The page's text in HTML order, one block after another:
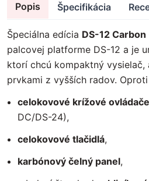
Popis Špecifikácia
Špeciálna edícia DS-12
palcovej platforme DS-12 a je
ktorí chcú kompaktný vysielač,
prvkami z vyšších radov.
celokovové krížové ovládače
DC/DS-24),
celokovové tlačidlá,
karbónový čelný panel,